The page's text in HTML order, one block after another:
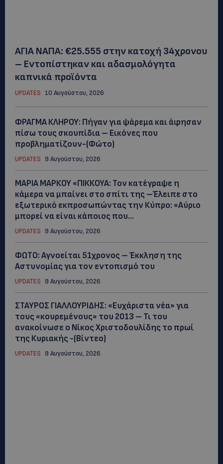
ΑΓΙΑ ΝΑΠΑ: €25.555 στην κατοχή 34χρονου
– Εντοπίστηκαν και αδασμολόγητα
καπνικά προϊόντα
UPDATES 10 Αυγούστου, 2026
ΦΡΑΓΜΑ ΚΛΗΡΟΥ: Πήγαν για ψάρεμα και άφησαν
πίσω τους σκουπίδια – Εικόνες που
προβληματίζουν-(Φώτο)
UPDATES 9 Αυγούστου, 2026
ΜΑΡΙΑ ΜΑΡΚΟΥ «ΠΙΚΚΟΥΑ: Τον κατέγραψε η
κάμερα να μπαίνει στο σπίτι της –Έλειπε στο
εξωτερικό εκπροσωπώντας την Κύπρο: «Αύριο
μπορεί να είναι κάποιος που...
UPDATES 9 Αυγούστου, 2026
ΦΩΤΟ: Αγνοείται 51χρονος – Έκκληση της
Αστυνομίας για τον εντοπισμό του
UPDATES 9 Αυγούστου, 2026
ΣΤΑΥΡΟΣ ΓΙΑΛΛΟΥΡΙΔΗΣ: «Ευχάριστα νέα» για
τους «κουρεμένους» του 2013 – Τι του
ανακοίνωσε ο Νίκος Χριστοδουλίδης το πρωί
της Κυριακής -(Βίντεο)
UPDATES 9 Αυγούστου, 2026